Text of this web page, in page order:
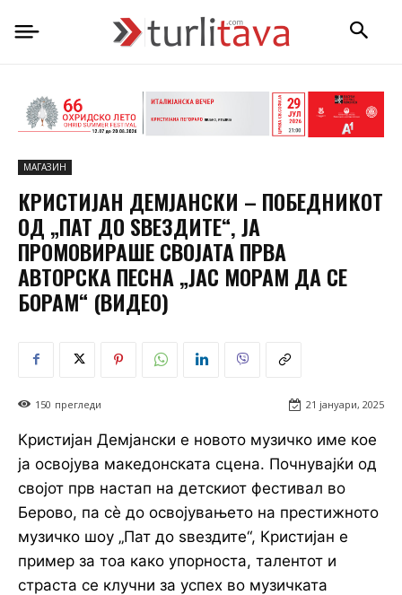
МАГАЗИН
КРИСТИЈАН ДЕМЈАНСКИ – ПОБЕДНИКОТ
ОД „ПАТ ДО ЅВЕЗДИТЕ“, ЈА
ПРОМОВИРАШЕ СВОЈАТА ПРВА
АВТОРСКА ПЕСНА „ЈАС МОРАМ ДА СЕ
БОРАМ“ (ВИДЕО)
21 јануари, 2025
150 прегледи
Кристијан Демјански е новото музичко име кое
ја освојува македонската сцена. Почнувајќи од
својот прв настап на детскиот фестивал во
Берово, па сè до освојувањето на престижното
музичко шоу „Пат до ѕвездите“, Кристијан е
пример за тоа како упорноста, талентот и
страста се клучни за успех во музичката